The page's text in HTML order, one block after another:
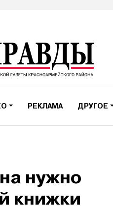
РЕКЛАМА ДРУГОЕ
нужно
книжки